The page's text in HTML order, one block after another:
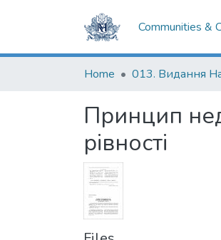
Communities &
Home 013. Видання
Принцип
рівності